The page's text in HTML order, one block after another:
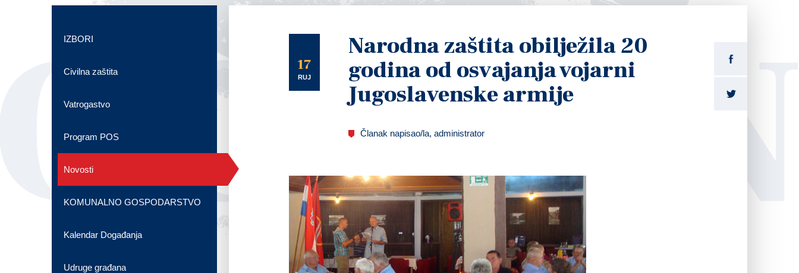
17
RUJ
Narodna zaštita obilježila 20
godina od osvajanja vojarni
Jugoslavenske armije
Članak napisao/la, administrator
IZBORI
Civilna zaštita
Vatrogastvo
Program POS
Novosti
KOMUNALNO GOSPODARSTVO
Kalendar Događanja
Udruge građana